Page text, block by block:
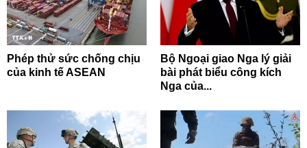
Phép thử sức chống chịu
của kinh tế ASEAN
Bộ Ngoại giao Nga lý giải
bài phát biểu công kích
Nga của...